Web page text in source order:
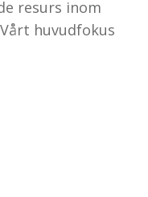
resurs inom
huvudfokus